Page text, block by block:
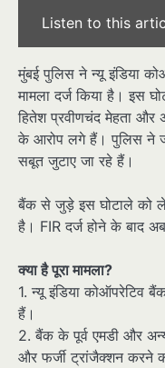
Listen to this
मुंबई पुलिस ने न्यू इंडिया
मामला दर्ज किया है। इस
हितेश प्रवीणचंद मेहता और
के आरोप लगे हैं। पुलिस ने
सबूत जुटाए जा रहे हैं।
बैंक से जुड़े इस घोटाले को
है। FIR दर्ज होने के बाद
क्या है पूरा मामला?
1. न्यू इंडिया कोऑपरेटिव
हैं।
2. बैंक के पूर्व एमडी और
और फर्जी ट्रांजैक्शन करने